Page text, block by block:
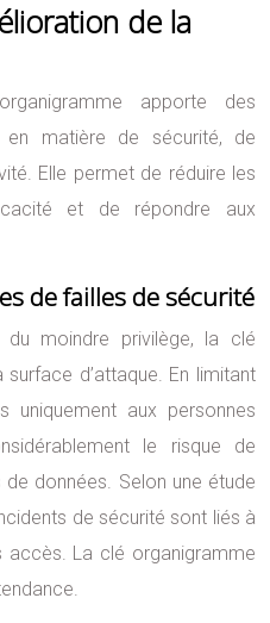
de la
apporte des
en matière de sécurité, de
Elle permet de réduire les
et de répondre aux
de failles de sécurité
du moindre privilège, la clé
d’attaque. En limitant
uniquement aux personnes
le risque de
données. Selon une étude
de sécurité sont liés à
accès. La clé organigramme